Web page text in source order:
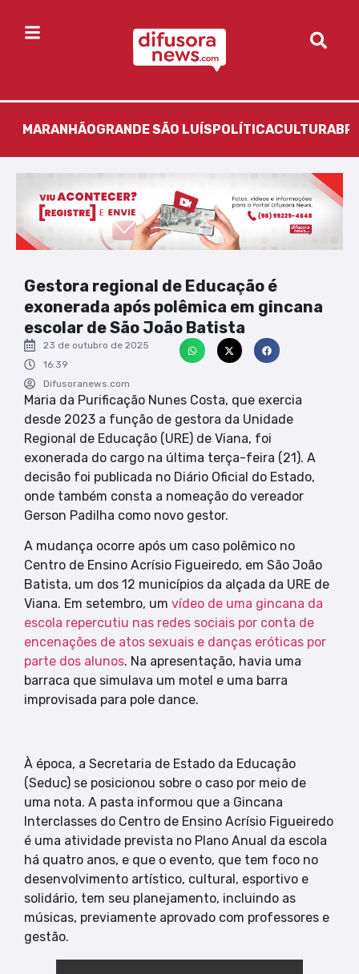
MARANHÃOGRANDE SÃO LUÍS POLÍTICACULTURA
Gestora regional de Educação é
exonerada após polêmica em gincana
escolar de São João Batista
23 de outubro de 2025
16:39
Difusoranews.com
Maria da Purificação Nunes Costa, que exercia
desde 2023 a função de gestora da Unidade
Regional de Educação (URE) de Viana, foi
exonerada do cargo na última terça-feira (21). A
decisão foi publicada no Diário Oficial do Estado,
onde também consta a nomeação do vereador
Gerson Padilha como novo gestor.
A mudança ocorre após um caso polêmico no
Centro de Ensino Acrísio Figueiredo, em São João
Batista, um dos 12 municípios da alçada da URE de
Viana. Em setembro, um vídeo de uma gincana da
escola repercutiu nas redes sociais por conta de
encenações de atos sexuais e danças eróticas por
parte dos alunos. Na apresentação, havia uma
barraca que simulava um motel e uma barra
improvisada para pole dance.
À época, a Secretaria de Estado da Educação
(Seduc) se posicionou sobre o caso por meio de
uma nota. A pasta informou que a Gincana
Interclasses do Centro de Ensino Acrísio Figueiredo
é uma atividade prevista no Plano Anual da escola
há quatro anos, e que o evento, que tem foco no
desenvolvimento artístico, cultural, esportivo e
solidário, tem seu planejamento, incluindo as
músicas, previamente aprovado com professores e
gestão.